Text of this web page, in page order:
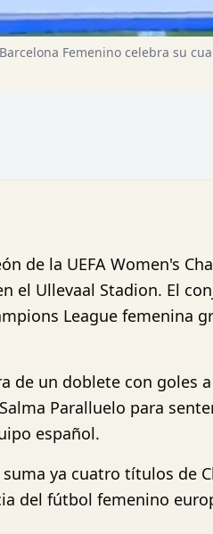
Barcelona Femenino celebra su
de la UEFA Women's
el Ullevaal Stadion. El
League femenina
de un doblete con goles
Paralluelo para
español.
ya cuatro títulos de
del fútbol femenino